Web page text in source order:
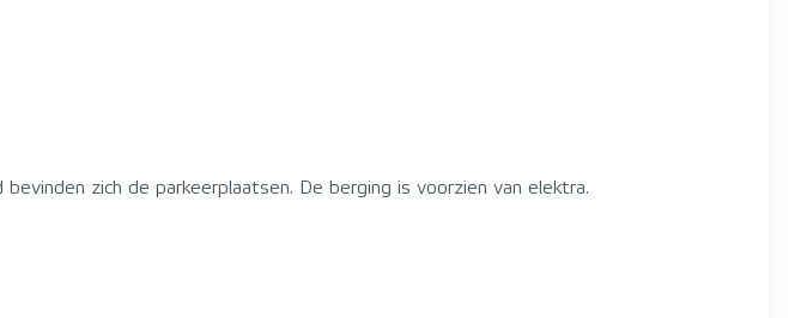
zich de parkeerplaatsen. De berging is voorzien van elektra.